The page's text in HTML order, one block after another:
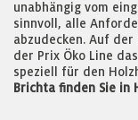
unabhängig vom
sinnvoll, alle
abzudecken. Auf
der Prix Öko Line
speziell für den
Brichta finden Sie in